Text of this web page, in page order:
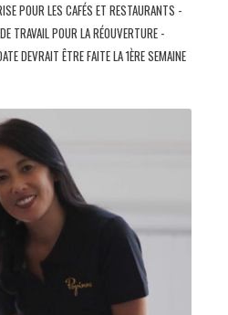
POUR LES CAFÉS ET RESTAURANTS -
TRAVAIL POUR LA RÉOUVERTURE -
DEVRAIT ÊTRE FAITE LA 1ÈRE SEMAINE